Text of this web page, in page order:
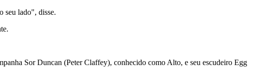
seu lado", disse.
Sor Duncan (Peter Claffey), conhecido como Alto, e seu escudeiro Egg